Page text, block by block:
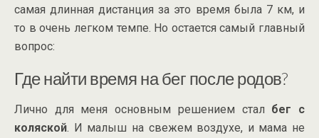
самая длинная дистанция за это время была 7 км, и
то в очень легком темпе. Но остается самый главный
вопрос:
Где найти время на бег после родов?
Лично для меня основным решением стал бег с
коляской. И малыш на свежем воздухе, и мама не